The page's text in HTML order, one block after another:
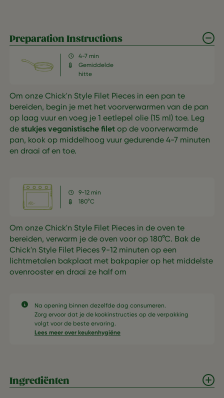
Preparation Instructions
4-7 min
Gemiddelde
hitte
Om onze Chick'n Style Filet Pieces in een pan te
bereiden, begin je met het voorverwarmen van de pan
op laag vuur en voeg je 1 eetlepel olie (15 ml) toe. Leg
de stukjes veganistische filet op de voorverwarmde
pan, kook op middelhoog vuur gedurende 4-7 minuten
en draai af en toe.
9-12 min
180°C
Om onze Chick'n Style Filet Pieces in de oven te
bereiden, verwarm je de oven voor op 180°C. Bak de
Chick'n Style Filet Pieces 9-12 minuten op een
lichtmetalen bakplaat met bakpapier op het middelste
ovenrooster en draai ze half om
Na opening binnen dezelfde dag consumeren.​
Zorg ervoor dat je de kookinstructies op de verpakking
volgt voor de beste ervaring.​
Lees meer over keukenhygiëne
Ingrediënten